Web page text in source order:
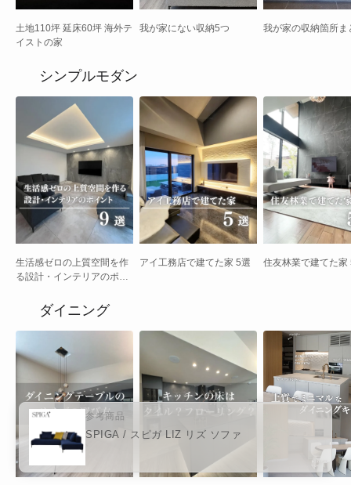
参考商品
SPIGA / スピガ LIZ リズ ソファ
土地110坪 延床60坪 海外テ
イストの家
我が家にない収納5つ 我が家の収納箇所ま
シンプルモダン
生活感ゼロの上質空間を作
る設計・インテリアのポイ
アイ工務店で建てた家 5選 住友林業で建てた家
ダイニング